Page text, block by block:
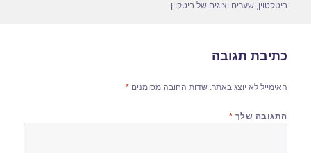
ביטקטוין,שערים יציגים של ביטקוין
כתיבת תגובה
האימייל לא יוצג באתר. שדות החובה מסומנים*
התגובה שלך *